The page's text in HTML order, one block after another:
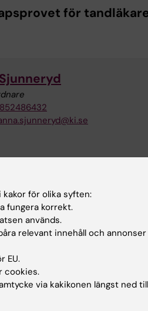
för
för olika syften:
fungera korrekt.
används.
relevant innehåll och
EU.
cookies.
via kakikonen längst ned